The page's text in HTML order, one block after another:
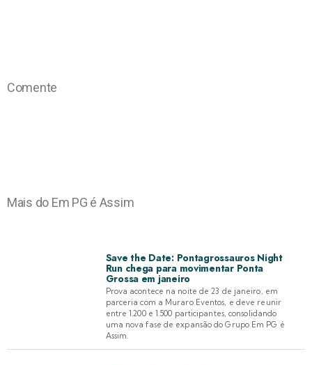
Comente
Mais do Em PG é Assim
Save the Date: Pontagrossauros Night
Run chega para movimentar Ponta
Grossa em janeiro
Prova acontece na noite de 23 de janeiro, em
parceria com a Muraro Eventos, e deve reunir
entre 1.200 e 1.500 participantes, consolidando
uma nova fase de expansão do Grupo Em PG é
Assim.